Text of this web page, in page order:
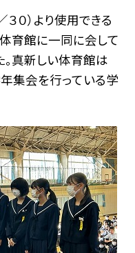
０）より使用できる
育館に一同に会して
真新しい体育館は
集会を行っている学